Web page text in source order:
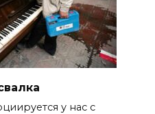
у нас с